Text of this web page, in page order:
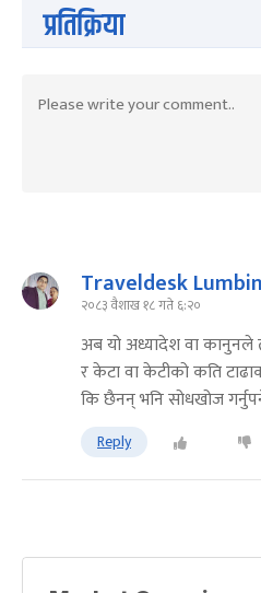
प्रतिक्रिया
Traveldesk
२०८३ वैशाख १८ गते ६:२०
अब यो अध्यादेश वा कानुनले
र केटा वा केटीको कति
कि छैनन् भनि सोधखोज
Reply